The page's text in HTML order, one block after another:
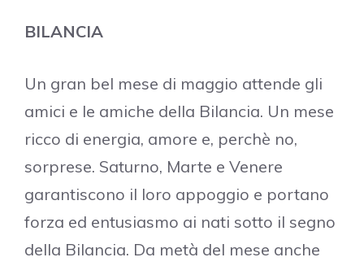
BILANCIA
Un gran bel mese di maggio attende gli
amici e le amiche della Bilancia. Un mese
ricco di energia, amore e, perchè no,
sorprese. Saturno, Marte e Venere
garantiscono il loro appoggio e portano
forza ed entusiasmo ai nati sotto il segno
della Bilancia. Da metà del mese anche